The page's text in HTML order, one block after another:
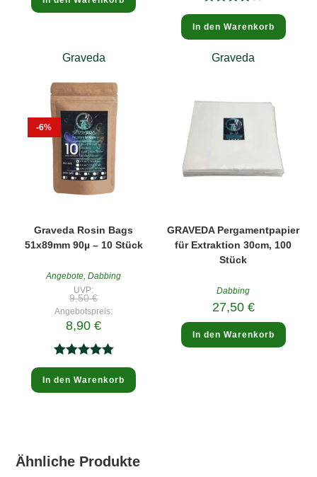
Bewertet
mit4.00
In den Warenkorb
Graveda
-6%
Graveda Rosin Bags
51x89mm 90µ – 10 Stück
Angebote,Dabbing
UVP:
9,50€
Preis
war:
9,50 €
Angebotspreis:
8,90€Aktueller
ist:
8,90 €.
Bewertet
mit5.00
In den Warenkorb
Graveda
GRAVEDA Pergamentpapier
für Extraktion 30cm, 100
Stück
Dabbing
27,50 €
In den Warenkorb
Ähnliche Produkte